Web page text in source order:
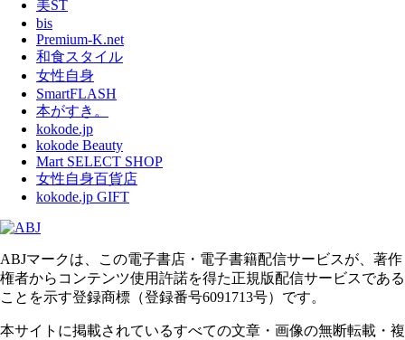
美ST
bis
Premium-K.net
和食スタイル
女性自身
SmartFLASH
本がすき。
kokode.jp
kokode Beauty
Mart SELECT SHOP
女性自身百貨店
kokode.jp GIFT
ABJマークは、この電子書店・電子書籍配信サービスが、著作
権者からコンテンツ使用許諾を得た正規版配信サービスである
ことを示す登録商標（登録番号6091713号）です。
本サイトに掲載されているすべての文章・画像の無断転載・複